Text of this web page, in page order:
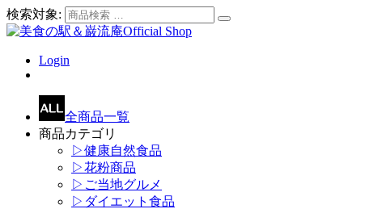
検索対象:
Login
全商品一覧
商品カテゴリ
▷健康自然食品
▷花粉商品
▷ご当地グルメ
▷ダイエット食品